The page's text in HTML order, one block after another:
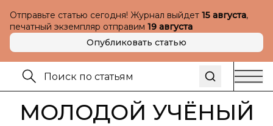
Отправьте статью сегодня! Журнал выйдет 15 августа,
печатный экземпляр отправим 19 августа
Опубликовать статью
МОЛОДОЙ УЧЁНЫЙ